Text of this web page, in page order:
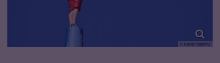
© Rainer Oberthür